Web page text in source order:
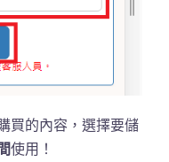
買的內容，選擇要儲
使用！